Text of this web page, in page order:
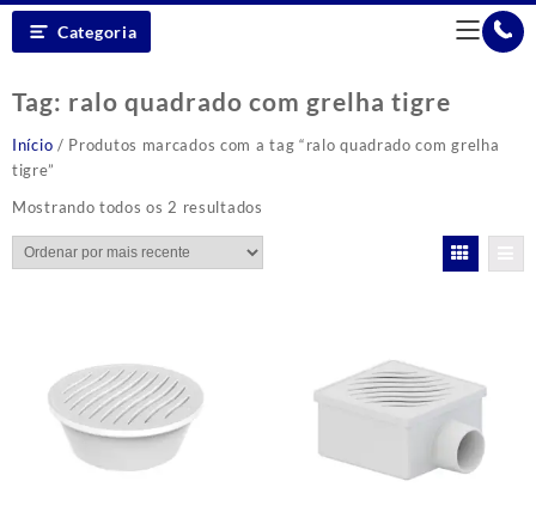
Categoria
Tag: ralo quadrado com grelha tigre
Início / Produtos marcados com a tag “ralo quadrado com grelha
tigre”
Mostrando todos os 2 resultados